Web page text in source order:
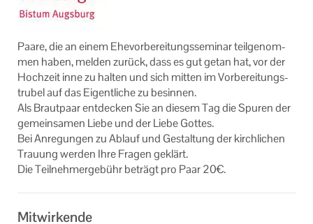
Paare, die an einem Ehe­vor­be­rei­tungs­se­mi­nar teil­ge­nom­
men haben, mel­den zu­rück, dass es gut getan hat, vor der
Hoch­zeit inne zu hal­ten und sich mit­ten im Vor­be­rei­tungs­
tru­bel auf das Ei­gent­li­che zu be­sin­nen.
Als Braut­paar ent­de­cken Sie an die­sem Tag die Spu­ren der
ge­mein­sa­men Liebe und der Liebe Got­tes.
Bei An­re­gun­gen zu Ab­lauf und Ge­stal­tung der kirch­li­chen
Trau­ung wer­den Ihre Fra­gen ge­klärt.
Die Teil­neh­mer­ge­bühr be­trägt pro Paar 20€.
Mitwirkende
Online Veranstaltungen
Machen Sie mit!
Ihr Kontakt zu uns
Impressum
Datenschutzerklärung